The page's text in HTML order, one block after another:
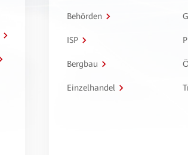
Behörden
ISP
Bergbau
Einzelhandel